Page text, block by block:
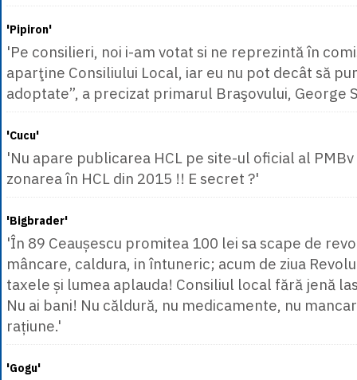
'Pipiron'
'Pe consilieri, noi i-am votat si ne reprezintă în
aparţine Consiliului Local, iar eu nu pot decât să
adoptate”, a precizat primarul Braşovului, George
'Cucu'
'Nu apare publicarea HCL pe site-ul oficial al PMBv
zonarea în HCL din 2015 !! E secret ?'
'Bigbrader'
'În 89 Ceaușescu promitea 100 lei sa scape de
mâncare, caldura, in întuneric; acum de ziua
taxele și lumea aplauda! Consiliul local fără jenă
Nu ai bani! Nu căldură, nu medicamente, nu
rațiune.'
'Gogu'